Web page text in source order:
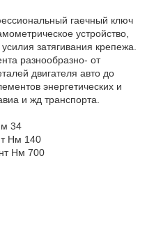
гаечный ключ
устройство,
затягивания крепежа.
разнообразно- от
двигателя авто до
энергетических и
и жд транспорта.
34
Нм 140
Нм 700